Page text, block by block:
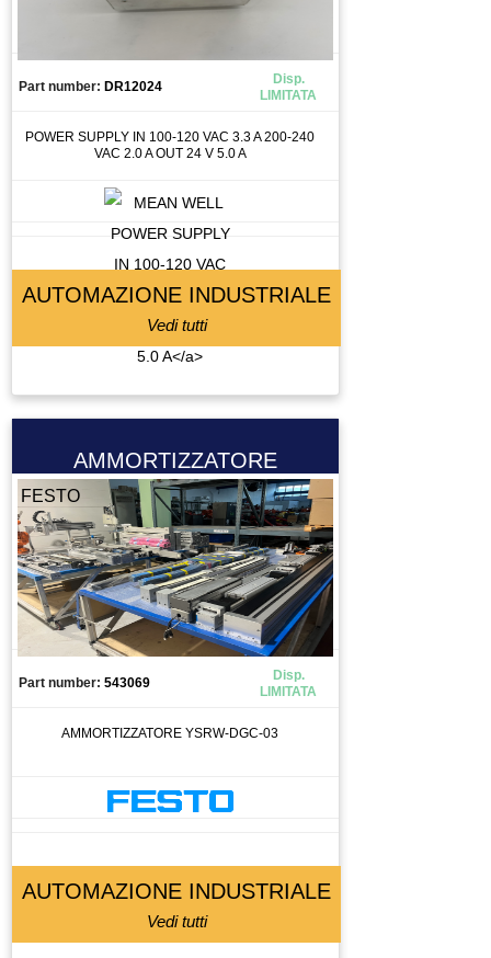
CANALIZZAZIONE
CAVO
CELLA DI CARICO
CENTRALINA
CENTRALINA IDRAULICA
CHIUSURA PNEUMATICA
CHIUSURA PNEUMATICAA
CIABATTA DI CONNESSIONE
CIRCUITO STAMPATOTO
CONDENSATORE
CONNETTORE
CONO
CONTATTO
CONTATTO AUSILIARIO
CONTATTORE
CONTATTOREORE
DOMOTICA
DRIVER
ELETTROMANDRINO
Part number: DR12024
Disp.
LIMITATA
POWER SUPPLY IN 100-120 VAC 3.3 A 200-240
VAC 2.0 A OUT 24 V 5.0 A
AUTOMAZIONE INDUSTRIALE
Vedi tutti
AMMORTIZZATORE
FESTO
Part number: 543069
Disp.
LIMITATA
AMMORTIZZATORE YSRW-DGC-03
AUTOMAZIONE INDUSTRIALE
Vedi tutti